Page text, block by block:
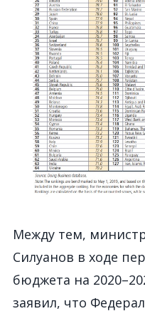
Между тем,
Силуанов в ходе
бюджета на
заявил, что